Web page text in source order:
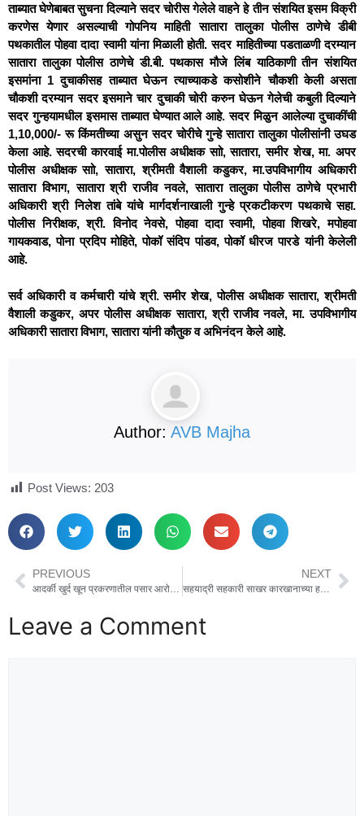
ताब्यात घेणेबाबत सुचना दिल्याने सदर चोरीस गेलेले वाहने हे तीन संशयित इसम विक्री
करणेस येणार असल्याची गोपनिय माहिती सातारा तालुका पोलीस ठाणेचे डीबी
पथकातील पोहवा दादा स्वामी यांना मिळाली होती. सदर माहितीच्या पडताळणी दरम्यान
सातारा तालुका पोलीस ठाणेचे डी.बी. पथकास मौजे लिंब याठिकाणी तीन संशयित
इसमांना 1 दुचाकीसह ताब्यात घेऊन त्याच्याकडे कसोशीने चौकशी केली असता
चौकशी दरम्यान सदर इसमाने चार दुचाकी चोरी करुन घेऊन गेलेची कबुली दिल्याने
सदर गुन्हयामधील इसमास ताब्यात घेण्यात आले आहे. सदर मिळुन आलेल्या दुचाकींची
1,10,000/- रू किंमतीच्या असुन सदर चोरीचे गुन्हे सातारा तालुका पोलीसांनी उघड
केला आहे. सदरची कारवाई मा.पोलीस अधीक्षक साो, सातारा, समीर शेख, मा. अपर
पोलीस अधीक्षक साो, सातारा, श्रीमती वैशाली कडुकर, मा.उपविभागीय अधिकारी
सातारा विभाग, सातारा श्री राजीव नवले, सातारा तालुका पोलीस ठाणेचे प्रभारी
अधिकारी श्री निलेश तांबे यांचे मार्गदर्शनाखाली गुन्हे प्रकटीकरण पथकाचे सहा.
पोलीस निरीक्षक, श्री. विनोद नेवसे, पोहवा दादा स्वामी, पोहवा शिखरे, मपोहवा
गायकवाड, पोना प्रदिप मोहिते, पोकॉ संदिप पांडव, पोकॉ धीरज पारडे यांनी केलेली
आहे.
सर्व अधिकारी व कर्मचारी यांचे श्री. समीर शेख, पोलीस अधीक्षक सातारा, श्रीमती
वैशाली कडुकर, अपर पोलीस अधीक्षक सातारा, श्री राजीव नवले, मा. उपविभागीय
अधिकारी सातारा विभाग, सातारा यांनी कौतुक व अभिनंदन केले आहे.
Author: AVB Majha
Post Views: 203
PREVIOUS NEXT
सहयाद्री सहकारी साखर कारखानाच्या हद्दीत भारतीय नागरिक सुरक्षा संहिता 2023 चे कलम 163 मधील तरतुदी लागू
Leave a Comment